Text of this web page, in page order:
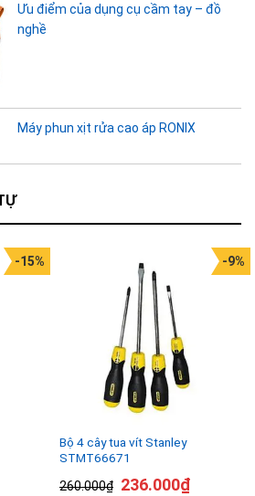
Ưu điểm của dụng cụ cầm tay – đồ
nghề
Máy phun xịt rửa cao áp RONIX
-15%
Bộ 4 cây tua vít Stanley
STMT66671
260.000₫
-9%
236.000₫